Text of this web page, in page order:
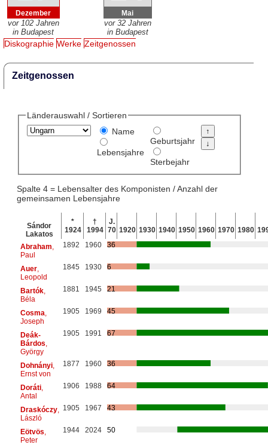
Dezember
vor 102 Jahren
in Budapest
Mai
vor 32 Jahren
in Budapest
Diskographie Werke Zeitgenossen
Zeitgenossen
Länderauswahl / Sortieren
Name
Lebensjahre
Geburtsjahr
Sterbejahr
Spalte 4 = Lebensalter des Komponisten / Anzahl der
gemeinsamen Lebensjahre
Sándor
Lakatos
*
1924
†
1994
J.
70 1920 1930 1940 1950 1960 1970 1980
Abraham
Paul
1892 1960 36
Auer,
Leopold
1845 1930 6
Bartók,
Béla
1881 1945 21
Cosma
Joseph
1905 1969 45
Deák-
Bárdos
György
1905 1991 67
Dohnányi,
Ernst von
1877 1960 36
Doráti,
Antal
1906 1988 64
Draskóczy,
László
1905 1967 43
Eötvös
Peter
1944 2024 50